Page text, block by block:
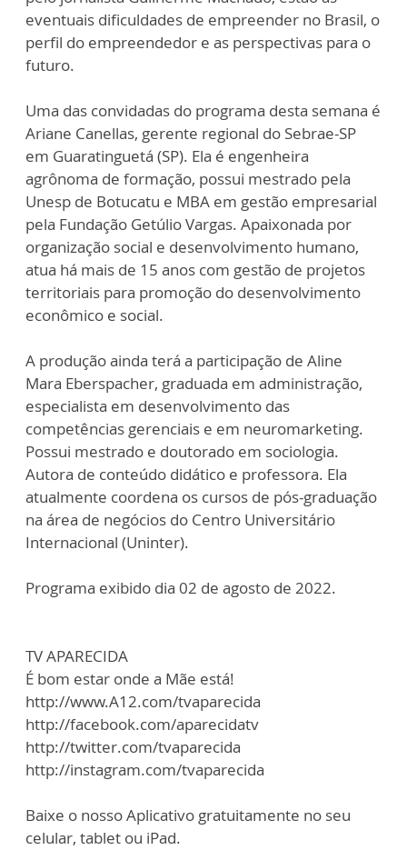
eventuais dificuldades de empreender no Brasil, o
perfil do empreendedor e as perspectivas para o
futuro.
Uma das convidadas do programa desta semana é
Ariane Canellas, gerente regional do Sebrae-SP
em Guaratinguetá (SP). Ela é engenheira
agrônoma de formação, possui mestrado pela
Unesp de Botucatu e MBA em gestão empresarial
pela Fundação Getúlio Vargas. Apaixonada por
organização social e desenvolvimento humano,
atua há mais de 15 anos com gestão de projetos
territoriais para promoção do desenvolvimento
econômico e social.
A produção ainda terá a participação de Aline
Mara Eberspacher, graduada em administração,
especialista em desenvolvimento das
competências gerenciais e em neuromarketing.
Possui mestrado e doutorado em sociologia.
Autora de conteúdo didático e professora. Ela
atualmente coordena os cursos de pós-graduação
na área de negócios do Centro Universitário
Internacional (Uninter).
Programa exibido dia 02 de agosto de 2022.
TV APARECIDA
É bom estar onde a Mãe está!
http://www.A12.com/tvaparecida
http://facebook.com/aparecidatv
http://twitter.com/tvaparecida
http://instagram.com/tvaparecida
Baixe o nosso Aplicativo gratuitamente no seu
celular, tablet ou iPad.